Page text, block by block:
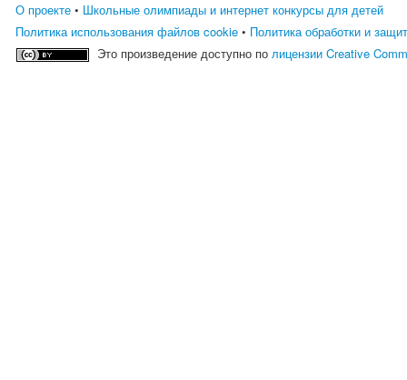
О проекте • Школьные олимпиады и интернет конкурсы для детей
Политика использования файлов cookie • Политика обработки и
Это произведение доступно полицензии Creative